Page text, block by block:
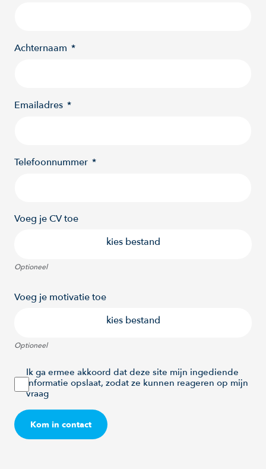
Achternaam
Emailadres
Telefoonnummer
Voeg je CV toe
kies bestand
Optioneel
Voeg je motivatie toe
kies bestand
Optioneel
Ik ga ermee akkoord dat deze site mijn ingediende
informatie opslaat, zodat ze kunnen reageren op mijn
vraag
Kom in contact